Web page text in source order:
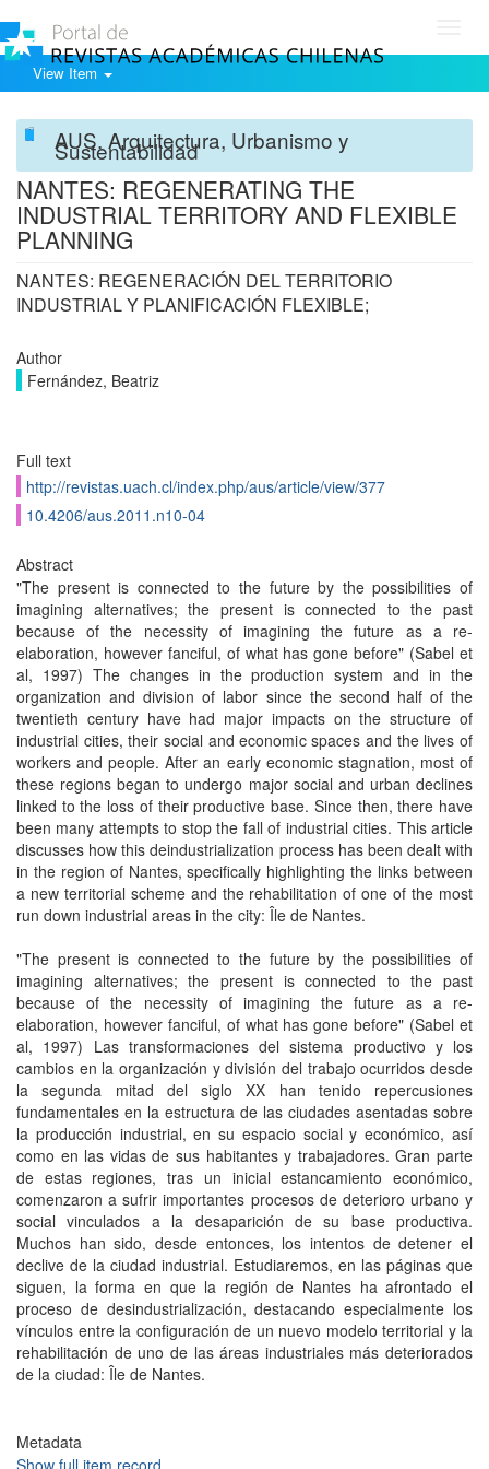
View Item
AUS. Arquitectura, Urbanismo y
Sustentabilidad
NANTES: REGENERATING THE
INDUSTRIAL TERRITORY AND FLEXIBLE
PLANNING
NANTES: REGENERACIÓN DEL TERRITORIO
INDUSTRIAL Y PLANIFICACIÓN FLEXIBLE;
Author
Fernández, Beatriz
Full text
http://revistas.uach.cl/index.php/aus/article/view/377
10.4206/aus.2011.n10-04
Abstract
"The present is connected to the future by the possibilities of
imagining alternatives; the present is connected to the past
because of the necessity of imagining the future as a re-
elaboration, however fanciful, of what has gone before" (Sabel et
al, 1997) The changes in the production system and in the
organization and division of labor since the second half of the
twentieth century have had major impacts on the structure of
industrial cities, their social and economic spaces and the lives of
workers and people. After an early economic stagnation, most of
these regions began to undergo major social and urban declines
linked to the loss of their productive base. Since then, there have
been many attempts to stop the fall of industrial cities. This article
discusses how this deindustrialization process has been dealt with
in the region of Nantes, specifically highlighting the links between
a new territorial scheme and the rehabilitation of one of the most
run down industrial areas in the city: Île de Nantes.
"The present is connected to the future by the possibilities of
imagining alternatives; the present is connected to the past
because of the necessity of imagining the future as a re-
elaboration, however fanciful, of what has gone before" (Sabel et
al, 1997) Las transformaciones del sistema productivo y los
cambios en la organización y división del trabajo ocurridos desde
la segunda mitad del siglo XX han tenido repercusiones
fundamentales en la estructura de las ciudades asentadas sobre
la producción industrial, en su espacio social y económico, así
como en las vidas de sus habitantes y trabajadores. Gran parte
de estas regiones, tras un inicial estancamiento económico,
comenzaron a sufrir importantes procesos de deterioro urbano y
social vinculados a la desaparición de su base productiva.
Muchos han sido, desde entonces, los intentos de detener el
declive de la ciudad industrial. Estudiaremos, en las páginas que
siguen, la forma en que la región de Nantes ha afrontado el
proceso de desindustrialización, destacando especialmente los
vínculos entre la configuración de un nuevo modelo territorial y la
rehabilitación de uno de las áreas industriales más deteriorados
de la ciudad: Île de Nantes.
Metadata
Show full item record